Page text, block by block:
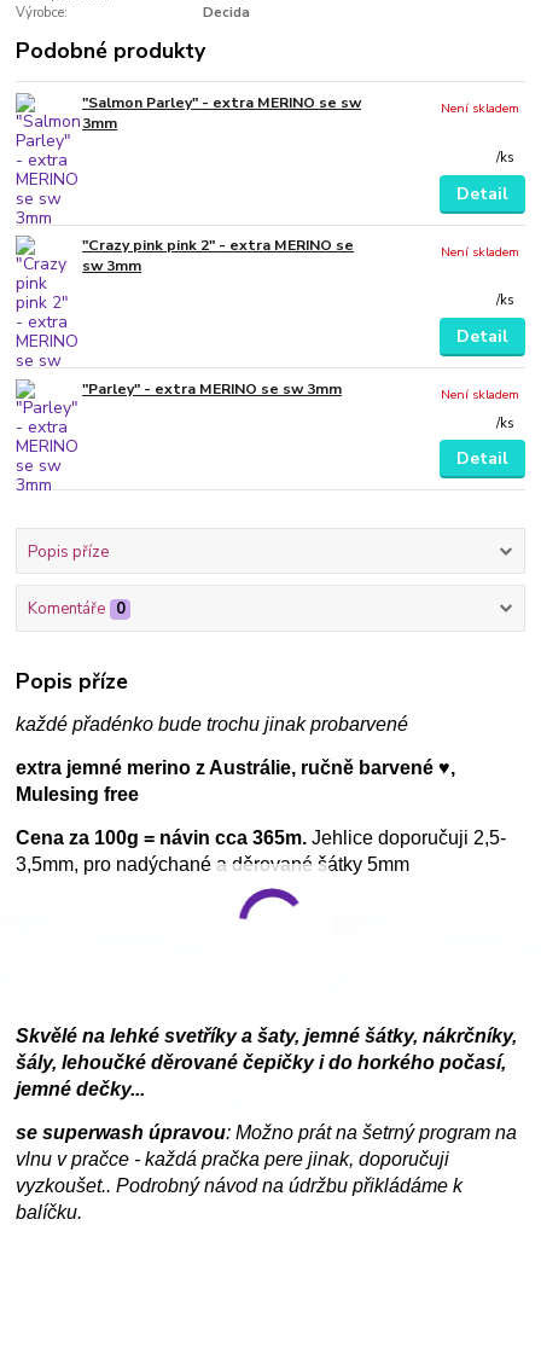
Výrobce:
Decida
Podobné produkty
"Salmon Parley" - extra MERINO se sw
3mm
/ks
Není skladem
Detail
"Crazy pink pink 2" - extra MERINO se
sw 3mm
/ks
Není skladem
Detail
"Parley" - extra MERINO se sw 3mm
/ks
Není skladem
Detail
Popis příze
Komentáře 0
Popis příze
každé přadénko bude trochu jinak probarvené
extra jemné merino z Austrálie, ručně barvené ♥,
Mulesing free
Cena za 100g = návin cca 365m. Jehlice doporučuji 2,5-
3,5mm, pro nadýchané a děrované šátky 5mm
Skvělé na lehké svetříky a šaty, jemné šátky, nákrčníky,
šály, lehoučké děrované čepičky i do horkého počasí,
jemné dečky...
se superwash úpravou: Možno prát na šetrný program na
vlnu v pračce - každá pračka pere jinak, doporučuji
vyzkoušet.. Podrobný návod na údržbu přikládáme k
balíčku.